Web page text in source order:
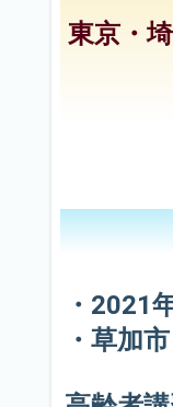
東京・
・2021
・草加市